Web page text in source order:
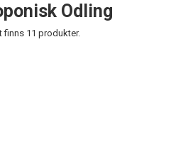
Odling
finns 11 produkter.